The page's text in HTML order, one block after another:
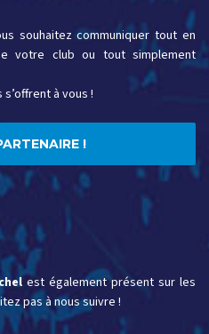
souhaitez communiquer tout en
votre club ou tout simplement
à vous !
!
est également présent sur les
pas à nous suivre !